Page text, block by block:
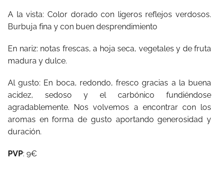
A la vista: Color dorado con ligeros reflejos verdosos.
Burbuja fina y con buen desprendimiento
En nariz: notas frescas, a hoja seca, vegetales y de fruta
madura y dulce.
Al gusto: En boca, redondo, fresco gracias a la buena
acidez, sedoso y el carbónico fundiéndose
agradablemente. Nos volvemos a encontrar con los
aromas en forma de gusto aportando generosidad y
duración.
PVP: 9€